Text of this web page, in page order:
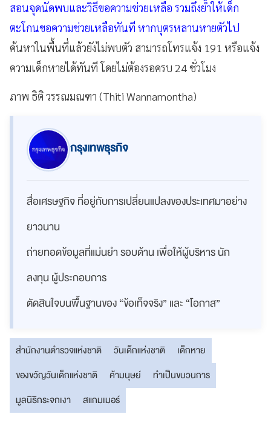
สอนจุดนัดพบและวิธีขอความช่วยเหลือ รวมถึงย้ำให้เด็ก
ตะโกนขอความช่วยเหลือทันที หากบุตรหลานหายตัวไป
ค้นหาในพื้นที่แล้วยังไม่พบตัว สามารถโทรแจ้ง 191 หรือแจ้ง
ความเด็กหายได้ทันที โดยไม่ต้องรอครบ 24 ชั่วโมง
ภาพ ธิติ วรรณมณฑา (Thiti Wannamontha)
กรุงเทพธุรกิจ
สื่อเศรษฐกิจ ที่อยู่กับการเปลี่ยนแปลงของประเทศมาอย่าง
ยาวนาน
ถ่ายทอดข้อมูลที่แม่นยำ รอบด้าน เพื่อให้ผู้บริหาร นัก
ลงทุน ผู้ประกอบการ
ตัดสินใจบนพื้นฐานของ “ข้อเท็จจริง” และ “โอกาส”
สำนักงานตำรวจแห่งชาติ วันเด็กแห่งชาติ
เด็กหาย
ของขวัญวันเด็กแห่งชาติ
ค้ามนุษย์
ทำเป็นขบวนการ
มูลนิธิกระจกเงา
สแกมเมอร์